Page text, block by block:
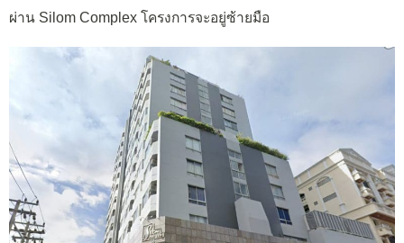
ผ่าน Silom Complex โครงการจะอยู่ซ้ายมือ